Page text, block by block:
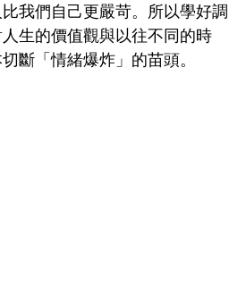
我們自己更嚴苛。所以學好調
生的價值觀與以往不同的時
斷「情緒爆炸」的苗頭。